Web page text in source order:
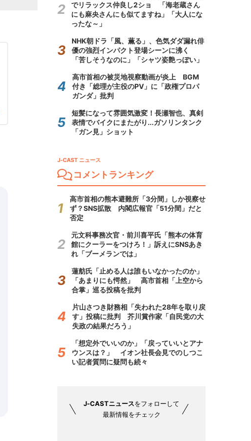
でリラックス仲良し2ショ 「海老蔵さん
にも麻央さんにも似てますね」「大人にな
ったな～」
NHK朝ドラ「風、薫る」、色気ダダ漏れ俳
優の強烈インパクト登場シーンに沸く
「苦しそうなのに」「シャツ姿艶っぽい」
高市首相の被災地視察動画が炎上 BGM
付き「総理が主役のPV」に「政権プロパ
ガンダ」批判
短髪になって雰囲気激変！長瀬智也、真剣
表情でバイクにまたがり...ガソリンタンク
「ガン見」ショット
J-CAST ニュース
コメントランキング
高市首相の熊本避難所「3分間」しか視察せ
ず？SNS拡散 内閣広報官「51分間」だと
否定
元文科事務次官・前川喜平氏「熊本の体育
館にクーラーをつけろ！」訴えにSNSあき
れ「ブーメランでは」
蓮舫氏「止める人は誰もいなかったのか」
「あまりにも愕然」 高市首相「上空から
合掌」巡る投稿を批判
片山さつき財務相「失われた28年を取り戻
す」投稿に批判 芥川賞作家「自民党の大
失政の結果だろう」
「想定外でいいのか」「戻っていいとアナ
ウンスは？」 イオン社長会見でのしつこ
い記者質問に疑問も続々
J-CASTニュースをフォローして
最新情報をチェック